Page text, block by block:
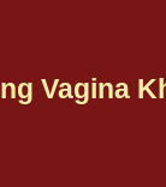
Vagina